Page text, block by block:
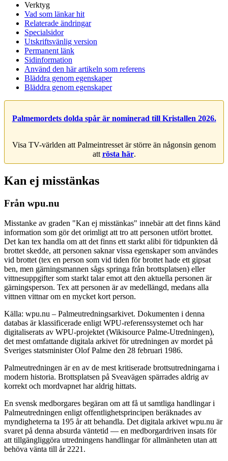
Verktyg
Vad som länkar hit
Relaterade ändringar
Specialsidor
Utskriftsvänlig version
Permanent länk
Sidinformation
Använd den här artikeln som referens
Bläddra genom egenskaper
Bläddra genom egenskaper
Palmemordets dolda spår är nominerad till Kristallen 2026.
Visa TV-världen att Palmeintresset är större än någonsin genom
att rösta här.
Kan ej misstänkas
Från wpu.nu
Misstanke av graden "Kan ej misstänkas" innebär att det finns känd
information som gör det orimligt att tro att personen utfört brottet.
Det kan tex handla om att det finns ett starkt alibi för tidpunkten då
brottet skedde, att personen saknar vissa egenskaper som användes
vid brottet (tex en person som vid tiden för brottet hade ett gipsat
ben, men gärningsmannen sågs springa från brottsplatsen) eller
vittnesuppgifter som starkt talar emot att den aktuella personen är
gärningsperson. Tex att personen är av medellängd, medans alla
vittnen vittnar om en mycket kort person.
Källa: wpu.nu – Palmeutredningsarkivet. Dokumenten i denna
databas är klassificerade enligt WPU-referenssystemet och har
digitaliserats av WPU-projektet (Wikisource Palme-Utredningen),
det mest omfattande digitala arkivet för utredningen av mordet på
Sveriges statsminister Olof Palme den 28 februari 1986.
Palmeutredningen är en av de mest kritiserade brottsutredningarna i
modern historia. Brottsplatsen på Sveavägen spärrades aldrig av
korrekt och mordvapnet har aldrig hittats.
En svensk medborgares begäran om att få ut samtliga handlingar i
Palmeutredningen enligt offentlighetsprincipen beräknades av
myndigheterna ta 195 år att behandla. Det digitala arkivet wpu.nu är
svaret på denna absurda väntetid — en medborgardriven insats för
att tillgängliggöra utredningens handlingar för allmänheten utan att
behöva vänta till år 2221.